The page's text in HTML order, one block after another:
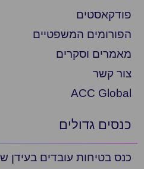
פודקאסטים
הפורומים המשפטיים
מאמרים וסקרים
צור קשר
ACC Global
כנסים גדולים
כנס בטיחות עובדים בעידן